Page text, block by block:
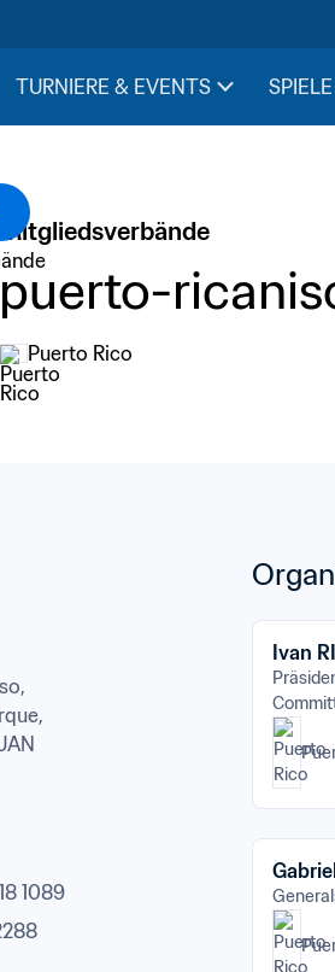
TURNIERE & EVENTS
Mitgliedsverbände
puerto-
Puerto Rico
1089
Ivan